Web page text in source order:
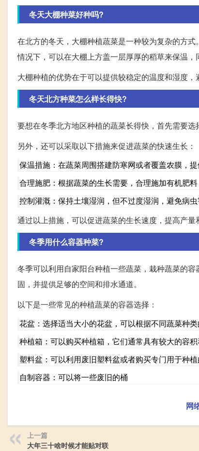
冬天大棚种菜好种吗?
在北方的冬天，大棚种植蔬菜是一种较为复杂的方
情况下，可以在大棚上方盖一层厚厚的稻草来保温
大棚种植的优势在于可以提供较稳定的温度和湿度
冬天北方种菜怎么样长得快?
要想在冬季北方地区种植的蔬菜长得快，首先需要
另外，还可以采取以下措施来促进蔬菜的快速生长：
保温措施：在蔬菜周围搭建防寒网或者覆盖农膜，提
合理施肥：根据蔬菜的生长需要，合理施加有机肥料
控制灌溉：保持土壤湿润，但不过度湿润，避免病虫
通过以上措施，可以促进蔬菜的生长速度，提高产量
冬季用什么容器种菜?
冬季可以利用自家阳台种植一些蔬菜，栽种蔬菜的
固，并提供足够的空间和排水通道。
以下是一些常见的种植蔬菜的容器选择：
花盆：选择适当大小的花盆，可以根据不同蔬菜种类
种植箱：可以购买种植箱，它们通常具有较大的容积
塑料盆：可以利用废旧塑料盆或者购买专门用于种植
自制容器：可以将一些废旧的桶
网
上一篇
大年三十啥时候才能贴对联